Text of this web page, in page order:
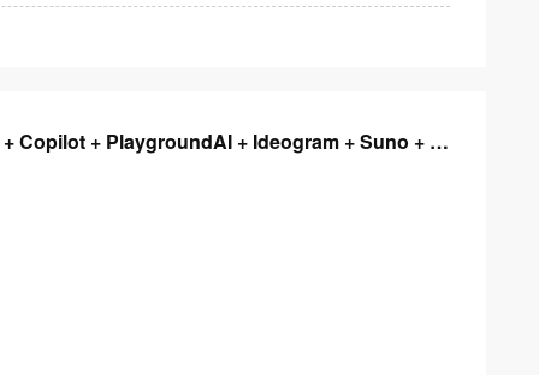
+ PlaygroundAI + Ideogram + Suno + D-